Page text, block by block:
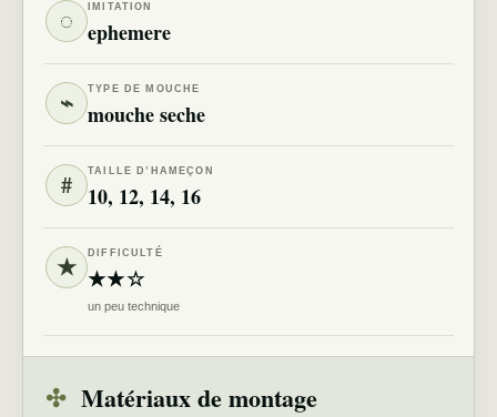
◌ IMITATION
ephemere
⌁ TYPE DE MOUCHE
mouche seche
# TAILLE D’HAMEÇON
10, 12, 14, 16
★ DIFFICULTÉ
★★☆
un peu technique
✣ Matériaux de montage